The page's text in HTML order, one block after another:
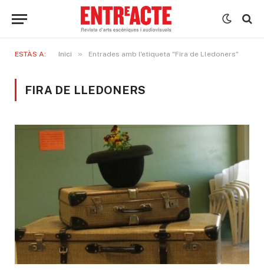
ESTÀS A: Inici » Entrades amb l'etiqueta "Fira de Lledoners"
FIRA DE LLEDONERS